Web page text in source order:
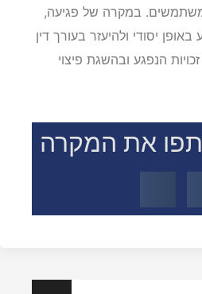
אזורים ציבוריים כדי
במקרה של פגיעה,
יסודי ולהיעזר בעורך דין
הנפגע ובהשגת פיצוי
את המקרה